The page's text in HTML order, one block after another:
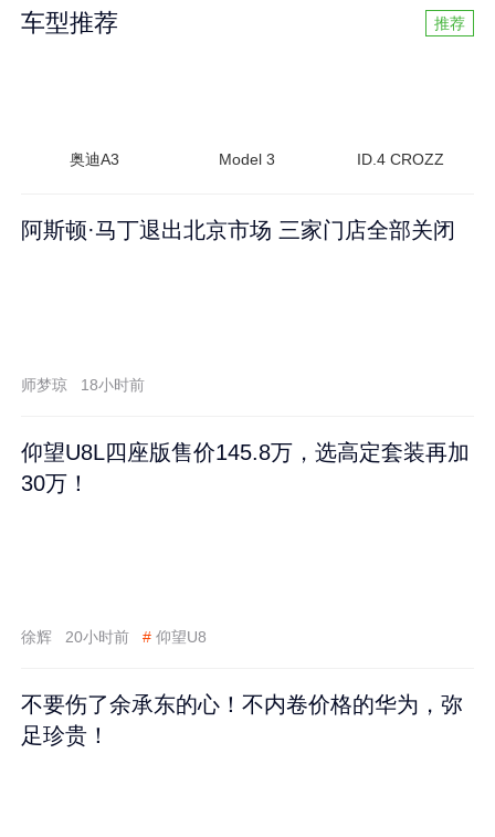
车型推荐 推荐
奥迪A3 Model 3 ID.4 CROZZ
阿斯顿·马丁退出北京市场 三家门店全部关闭
师梦琼 18小时前
仰望U8L四座版售价145.8万，选高定套装再加
30万！
徐辉 20小时前 # 仰望U8
不要伤了余承东的心！不内卷价格的华为，弥
足珍贵！